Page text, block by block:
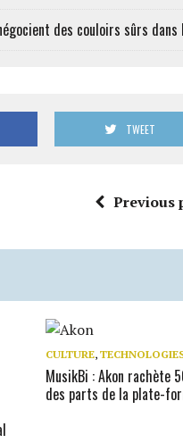
des couloirs sûrs
TWEET
Previous
CULTURE,
MusikBi : Akon rachète
des parts de la plate-